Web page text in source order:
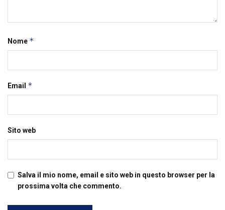
Nome *
Email *
Sito web
Salva il mio nome, email e sito web in questo browser per la
prossima volta che commento.